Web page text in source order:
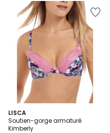
LISCA
Soutien-gorge armaturé
Kimberly